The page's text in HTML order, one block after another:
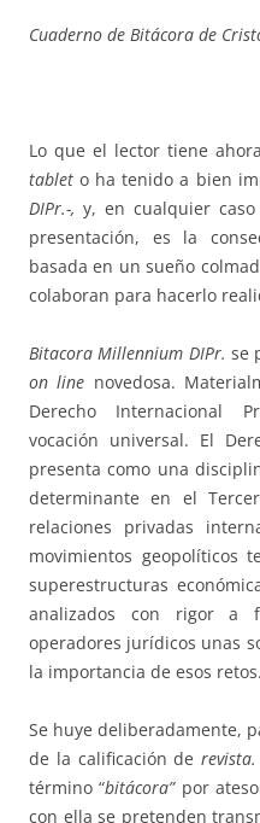
Cuaderno de Bitácora de
Lo que el lector tiene
tablet o ha tenido a bien
DIPr.-, y, en cualquier
presentación, es la
basada en un sueño
colaboran para hacerlo
Bitacora Millennium DIPr. se
on line novedosa.
Derecho Internacional
vocación universal. El
presenta como una
determinante en el
relaciones privadas
movimientos geopolíticos
superestructuras
analizados con rigor
operadores jurídicos unas
la importancia de esos retos.
Se huye deliberadamente,
de la calificación derevista.
término “bitácora”por
con ella se pretenden